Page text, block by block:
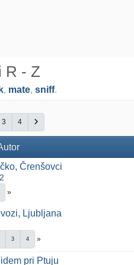
R - Z
, mate, sniff.
3 4
Črenšovci
Ljubljana
3 4
pri Ptuju